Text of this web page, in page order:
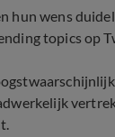
hun wens
topics op